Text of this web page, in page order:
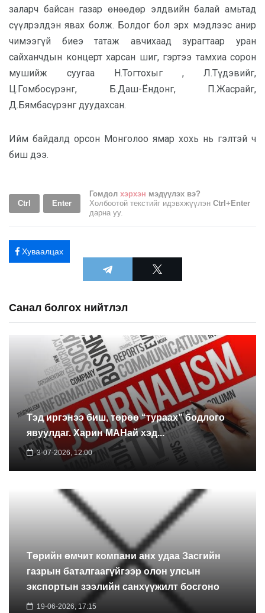
заларч байсан газар өнөөдөр элдвийн балай амьтад
сүүлрэлдэн явах болж. Болдог бол эрх мэдлээс анир
чимээгүй биеэ татаж авчихаад зурагтаар уран
сайханчдын концерт харсан шиг, гэртээ тамхиа сорон
мушийж суугаа Н.Тогтохыг , Л.Түдэвийг,
Ц.Гомбосүрэнг, Б.Даш-Ёндонг, П.Жасрайг,
Д.Бямбасүрэнг дуудахсан.
Ийм байдалд орсон Монголоо ямар хохь нь гэлтэй ч
биш дээ.
Ctrl Enter
Гомдол хэрхэн мэдүүлэх вэ?
Холбоотой текстийг идэвхжүүлэн Ctrl+Enter
дарна уу.
Хуваалцах
Санал болгох нийтлэл
Тэд иргэнээ биш, төрөө “тураах” бодлого
явуулдаг. Харин МАНай хэд...
3-07-2026, 12:00
Төрийн өмчит компани анх удаа Засгийн
газрын баталгаагүйгээр олон улсын
экспортын зээлийн санхүүжилт босгоно
19-06-2026, 17:15